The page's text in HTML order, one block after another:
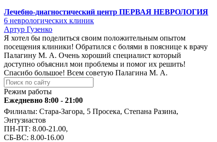
Лечебно-диагностический центр ПЕРВАЯ НЕВРОЛОГИЯ
6 неврологических клиник
Артур Гузенко
Я хотел бы поделиться своим положительным опытом
посещения клиники! Обратился с болями в пояснице к врачу
Палагину М. А. Очень хороший специалист который
доступно объяснил мои проблемы и помог их решить!
Спасибо большое! Всем советую Палагина М. А.
Режим работы
Ежедневно 8:00 - 21:00
Филиалы: Стара-Загора, 5 Просека, Степана Разина,
Энтузиастов
ПН-ПТ: 8.00-21.00,
СБ-ВС: 8.00-16.00